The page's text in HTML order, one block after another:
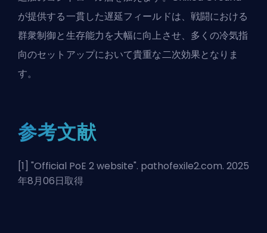
が提供する一貫した遅延フィールドは、戦闘における
群衆制御と生存能力を大幅に向上させ、多くの冷気指
向のセットアップにおいて貴重な二次効果となりま
す。
参考文献
[1] "Official PoE 2 website". pathofexile2.com. 2025
年8月06日取得